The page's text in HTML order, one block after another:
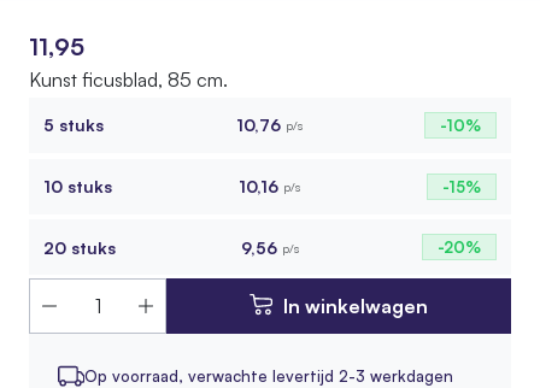
11,95
Kunst ficusblad, 85 cm.
5 stuks 10,76 p/s -10%
10 stuks 10,16 p/s -15%
20 stuks 9,56 p/s -20%
In winkelwagen
Op voorraad, verwachte levertijd 2-3 werkdagen